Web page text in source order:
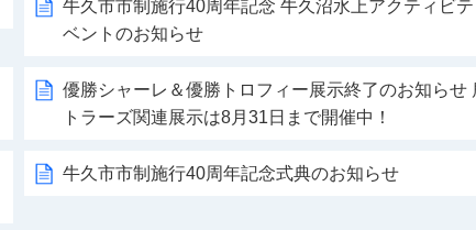
牛久市市制施行40周年記念 牛久沼水上アクティビテ
ベントのお知らせ
優勝シャーレ＆優勝トロフィー展示終了のお知らせ
トラーズ関連展示は8月31日まで開催中！
牛久市市制施行40周年記念式典のお知らせ